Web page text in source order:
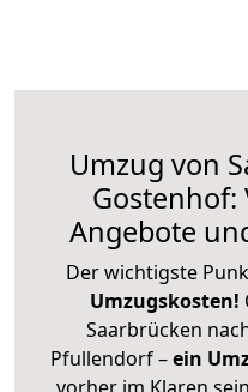
Umzug von
Gostenhof:
Angebote
Der wichtigste
Umzugskosten!
Saarbrücken
Pfullendorf –ein